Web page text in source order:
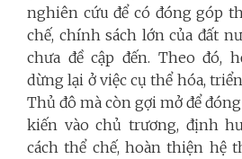
nghiên cứu để có đóng góp
chế, chính sách lớn của đất
chưa đề cập đến. Theo đó,
dừng lại ở việc cụ thể hóa,
Thủ đô mà còn gợi mở để
kiến vào chủ trương, định
cách thể chế, hoàn thiện hệ